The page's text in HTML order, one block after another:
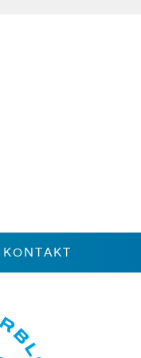
KONTAKT